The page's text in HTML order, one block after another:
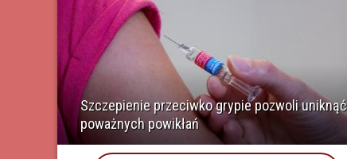
Szczepienie przeciwko grypie pozwoli uniknąć
poważnych powikłań